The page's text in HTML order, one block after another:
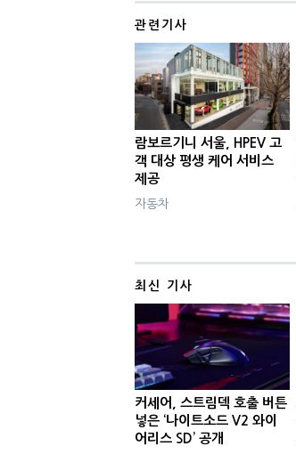
관련기사
람보르기니 서울, HPEV 고
객 대상 평생 케어 서비스
제공
자동차
최신 기사
커세어, 스트림덱 호출 버튼
넣은 ‘나이트소드 V2 와이
어리스 SD’ 공개